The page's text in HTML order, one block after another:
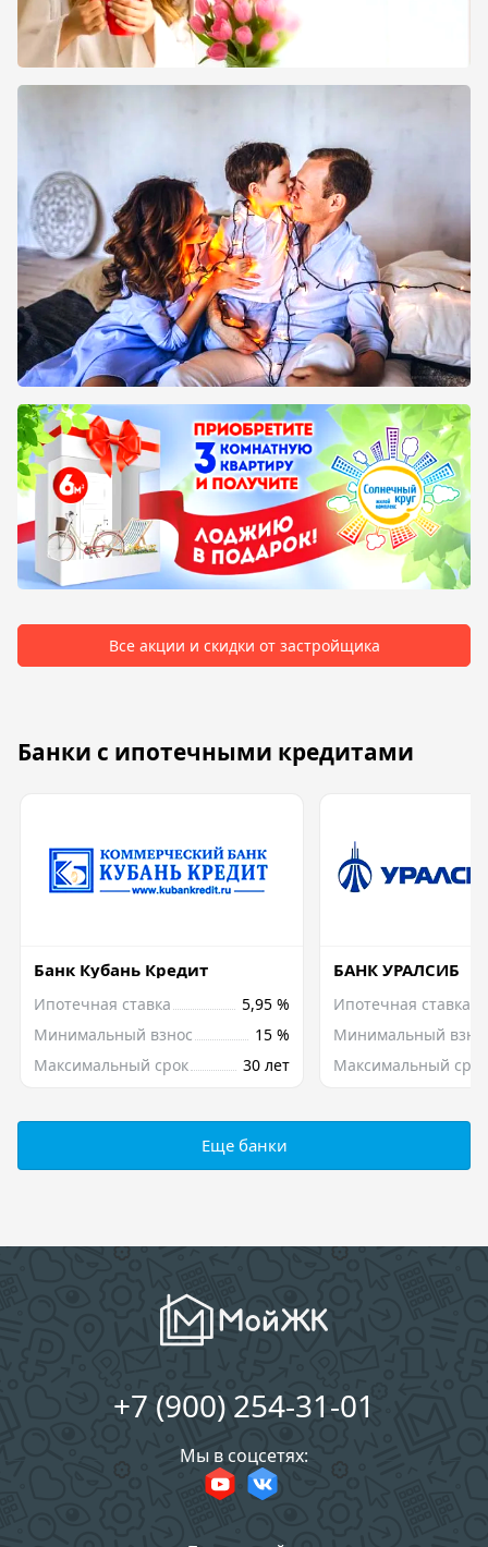
Все акции и скидки от застройщика
Банки с ипотечными кредитами
Банк Кубань Кредит
Ипотечная ставка
5,95 %
Минимальный взнос
15 %
Максимальный срок
30 лет
БАНК УРАЛСИБ
Ипотечная ставка
Минимальный
Максимальный срок
Еще банки
+7 (900) 254-31-01
Мы в соцсетях: